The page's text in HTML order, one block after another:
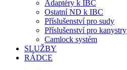
Adaptéry k IBC
Ostatní ND k IBC
Příslušenství pro sudy
Příslušenství pro kanystry
Camlock systém
SLUŽBY
RÁDCE